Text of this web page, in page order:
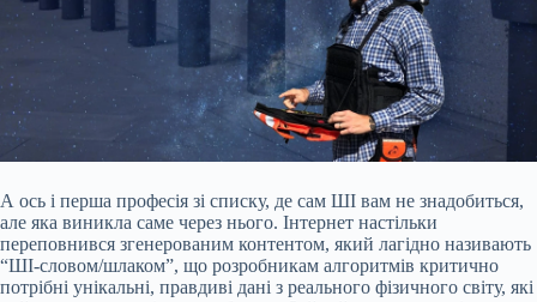
А ось і перша професія зі списку, де сам ШІ вам не знадобиться,
але яка виникла саме через нього. Інтернет настільки
переповнився згенерованим контентом, який лагідно називають
“ШІ-словом/шлаком”, що розробникам алгоритмів критично
потрібні унікальні, правдиві дані з реального фізичного світу, які